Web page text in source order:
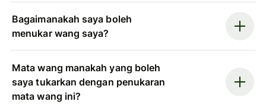
Bagaimanakah saya boleh
menukar wang saya?
Mata wang manakah yang boleh
saya tukarkan dengan penukaran
mata wang ini?